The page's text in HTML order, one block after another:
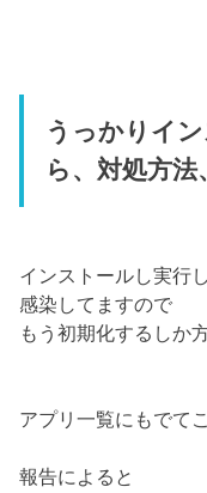
うっかりイ
ら、対処方法、
インストールし実行
感染してますので
もう初期化するしか
アプリ一覧にもでて
報告によると